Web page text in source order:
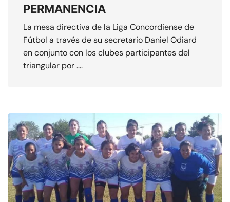
PERMANENCIA
La mesa directiva de la Liga Concordiense de
Fútbol a través de su secretario Daniel Odiard
en conjunto con los clubes participantes del
triangular por ….